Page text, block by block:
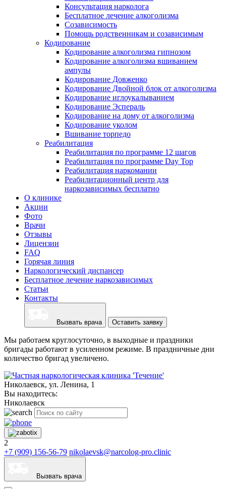
Консультация нарколога
Бесплатное лечение алкоголизма
Созависимость
Помощь родственникам и созависимым
Кодирование
Кодирование алкоголизма гипнозом
Кодирование алкоголизма вшиванием
ампулы
Кодирование Довженко
Кодирование Двойной блок от алкоголизма
Кодирование иглоукалыванием
Кодирование Эспераль
Кодирование на дому от алкоголизма
Кодирование уколом
Вшивание торпедо
Реабилитация
Реабилитация по программе 12 шагов
Реабилитация по программе Day Top
Реабилитация наркомании
Реабилитационный центр для
наркозависимых бесплатно
О клинике
Акции
Фото
Врачи
Отзывы
Лицензии
FAQ
Горячая линия
Наркологический диспансер
Бесплатное лечение наркозависимых
Статьи
Контакты
Вызвать врача Оставить заявку
Мы работаем круглосуточно, в выходные и праздники
бригады работают в усиленном режиме. В праздничные дни
количество бригад увеличено.
Николаевск, ул. Ленина, 1
Вы находитесь:
Николаевск
2
+7 (909) 156-56-79 nikolaevsk@narcolog-pro.clinic
Вызвать врача